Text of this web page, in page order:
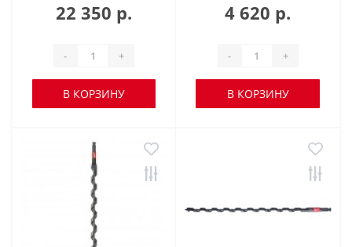
22 350 р.
- +
В КОРЗИНУ
4 620 р.
- +
В КОРЗИНУ